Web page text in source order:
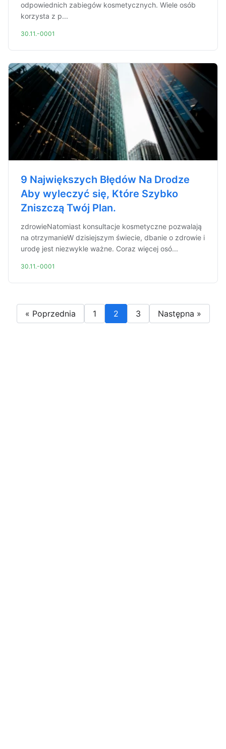
odpowiednich zabiegów kosmetycznych. Wiele osób
korzysta z p...
30.11.-0001
9 Największych Błędów Na Drodze
Aby wyleczyć się, Które Szybko
Zniszczą Twój Plan.
zdrowieNatomiast konsultacje kosmetyczne pozwalają
na otrzymanieW dzisiejszym świecie, dbanie o zdrowie i
urodę jest niezwykle ważne. Coraz więcej osó...
30.11.-0001
« Poprzednia 1 2 3 Następna »